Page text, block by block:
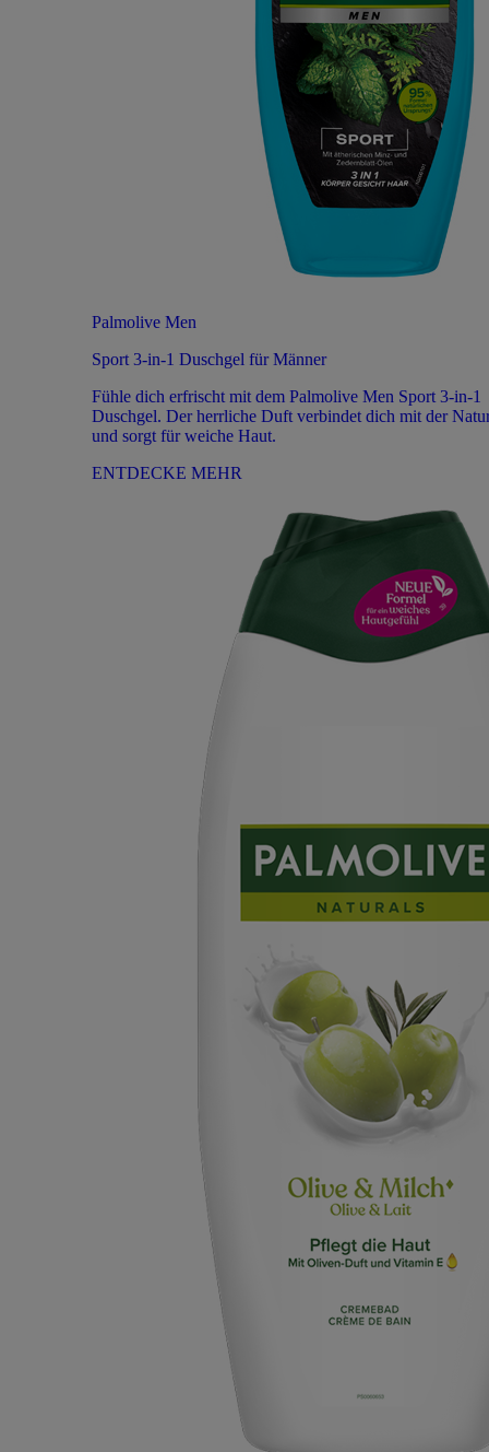
Palmolive Men
Sport 3-in-1 Duschgel für Männer
Fühle dich erfrischt mit dem Palmolive Men Sport 3-in-1
Duschgel. Der herrliche Duft verbindet dich mit der
und sorgt für weiche Haut.
ENTDECKE MEHR